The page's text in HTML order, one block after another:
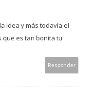
idea y más todavía el
que es tan bonita tu
Responder